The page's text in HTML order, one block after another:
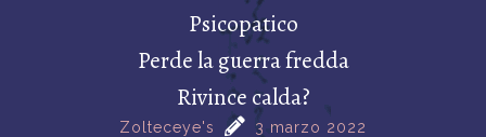
Psicopatico
Perde la guerra fredda
Rivince calda?
Zolteceye's 3 marzo 2022